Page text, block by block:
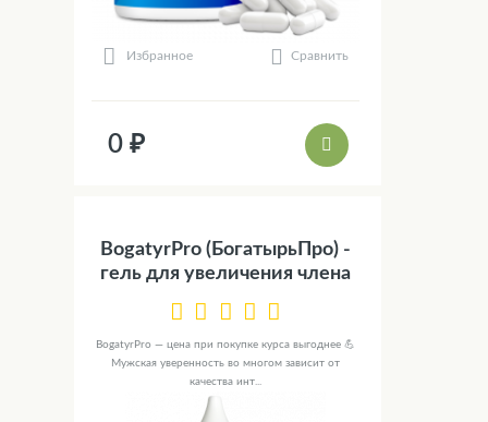
Избранное Сравнить
0 ₽
BogatyrPro (БогатырьПро) -
гель для увеличения члена
BogatyrPro — цена при покупке курса выгоднее 💪
Мужская уверенность во многом зависит от
качества инт...